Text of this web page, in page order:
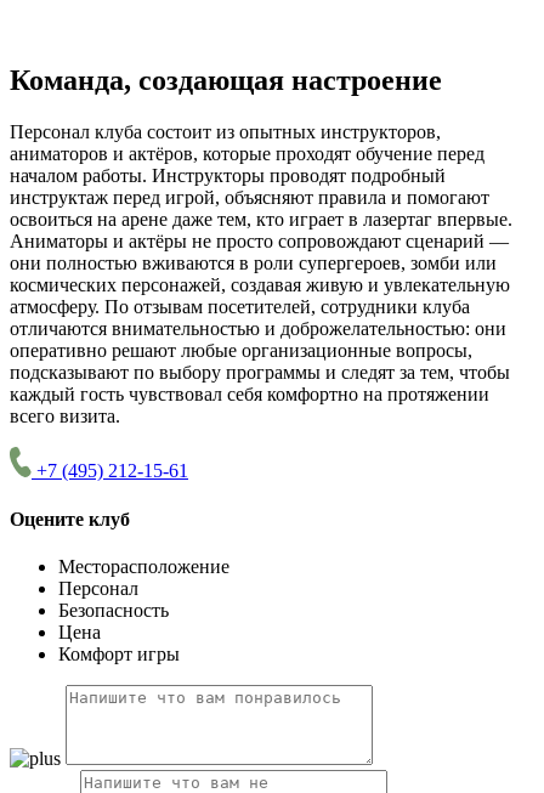
Команда, создающая настроение
Персонал клуба состоит из опытных инструкторов,
аниматоров и актёров, которые проходят обучение перед
началом работы. Инструкторы проводят подробный
инструктаж перед игрой, объясняют правила и помогают
освоиться на арене даже тем, кто играет в лазертаг впервые.
Аниматоры и актёры не просто сопровождают сценарий —
они полностью вживаются в роли супергероев, зомби или
космических персонажей, создавая живую и увлекательную
атмосферу. По отзывам посетителей, сотрудники клуба
отличаются внимательностью и доброжелательностью: они
оперативно решают любые организационные вопросы,
подсказывают по выбору программы и следят за тем, чтобы
каждый гость чувствовал себя комфортно на протяжении
всего визита.
+7 (495) 212-15-61
Оцените клуб
Месторасположение
Персонал
Безопасность
Цена
Комфорт игры